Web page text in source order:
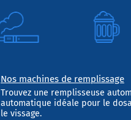
Nos machines de remplissage
Trouvez une remplisseuse
automatique idéale pour le
le vissage.